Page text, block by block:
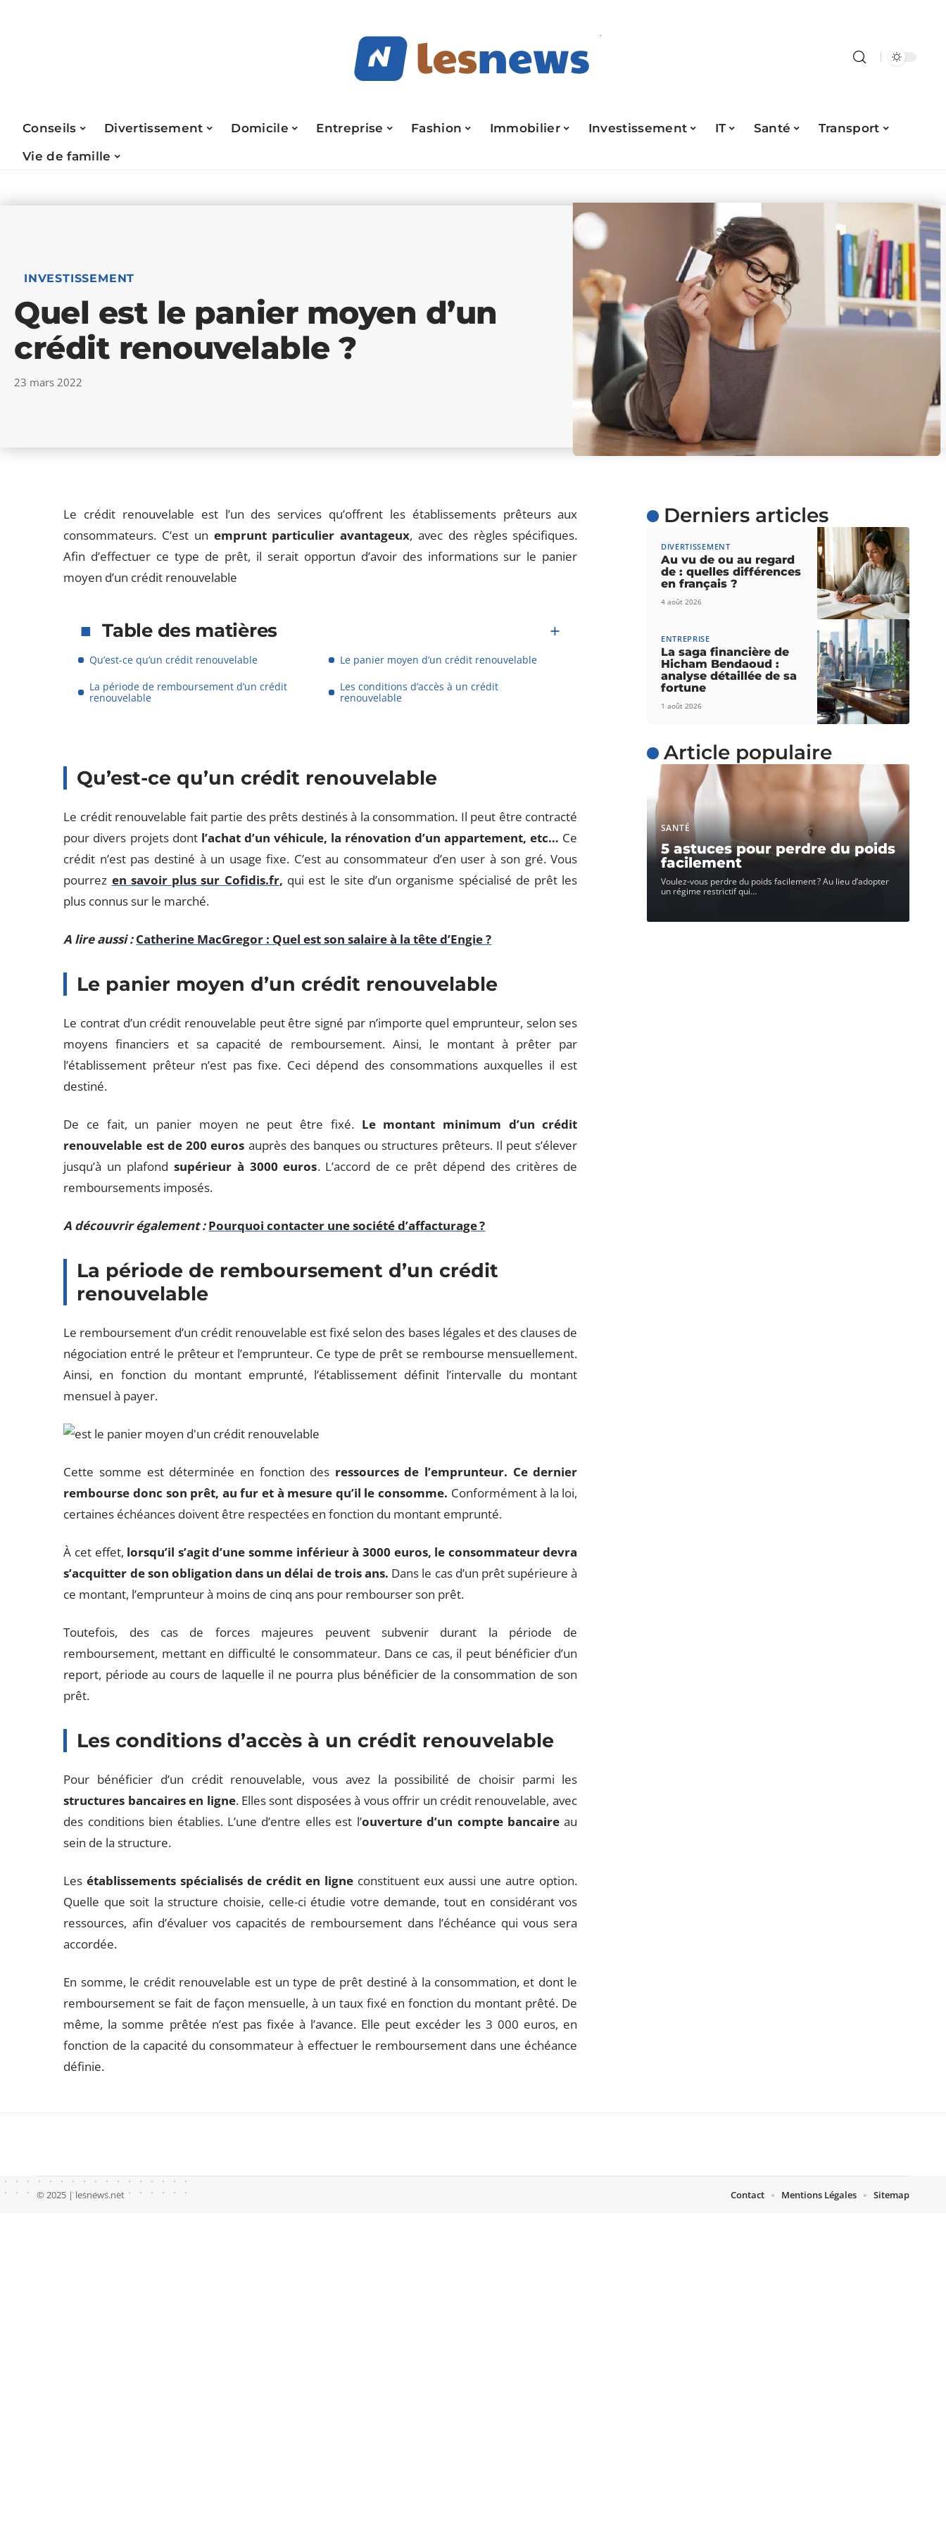
Conseils Divertissement Domicile Entreprise Fashion Immobilier Investissement IT Santé
Transport
Vie de famille
INVESTISSEMENT
Quel est le panier moyen d’un
crédit renouvelable ?
23 mars 2022
Le crédit renouvelable est l’un des services qu’offrent les établissements prêteurs aux
consommateurs. C’est un emprunt particulier avantageux, avec des règles spécifiques.
Afin d’effectuer ce type de prêt, il serait opportun d’avoir des informations sur le panier
moyen d’un crédit renouvelable
Table des matières
Qu’est-ce qu’un crédit renouvelable
Le panier moyen d’un crédit renouvelable
La période de remboursement d’un crédit
renouvelable
Les conditions d’accès à un crédit
renouvelable
Qu’est-ce qu’un crédit renouvelable
Le crédit renouvelable fait partie des prêts destinés à la consommation. Il peut être contracté
pour divers projets dont l’achat d’un véhicule, la rénovation d’un appartement, etc… Ce
crédit n’est pas destiné à un usage fixe. C’est au consommateur d’en user à son gré. Vous
pourrez en savoir plus sur Cofidis.fr, qui est le site d’un organisme spécialisé de prêt les
plus connus sur le marché.
A lire aussi : Catherine MacGregor : Quel est son salaire à la tête d’Engie ?
Le panier moyen d’un crédit renouvelable
Le contrat d’un crédit renouvelable peut être signé par n’importe quel emprunteur, selon ses
moyens financiers et sa capacité de remboursement. Ainsi, le montant à prêter par
l’établissement prêteur n’est pas fixe. Ceci dépend des consommations auxquelles il est
destiné.
De ce fait, un panier moyen ne peut être fixé. Le montant minimum d’un crédit
renouvelable est de 200 euros auprès des banques ou structures prêteurs. Il peut s’élever
jusqu’à un plafond supérieur à 3000 euros. L’accord de ce prêt dépend des critères de
remboursements imposés.
A découvrir également : Pourquoi contacter une société d’affacturage ?
La période de remboursement d’un crédit
renouvelable
Le remboursement d’un crédit renouvelable est fixé selon des bases légales et des clauses de
négociation entré le prêteur et l’emprunteur. Ce type de prêt se rembourse mensuellement.
Ainsi, en fonction du montant emprunté, l’établissement définit l’intervalle du montant
mensuel à payer.
Cette somme est déterminée en fonction des ressources de l’emprunteur. Ce dernier
rembourse donc son prêt, au fur et à mesure qu’il le consomme. Conformément à la loi,
certaines échéances doivent être respectées en fonction du montant emprunté.
À cet effet, lorsqu’il s’agit d’une somme inférieur à 3000 euros, le consommateur devra
s’acquitter de son obligation dans un délai de trois ans. Dans le cas d’un prêt supérieure à
ce montant, l’emprunteur à moins de cinq ans pour rembourser son prêt.
Toutefois, des cas de forces majeures peuvent subvenir durant la période de
remboursement, mettant en difficulté le consommateur. Dans ce cas, il peut bénéficier d’un
report, période au cours de laquelle il ne pourra plus bénéficier de la consommation de son
prêt.
Les conditions d’accès à un crédit renouvelable
Pour bénéficier d’un crédit renouvelable, vous avez la possibilité de choisir parmi les
structures bancaires en ligne. Elles sont disposées à vous offrir un crédit renouvelable, avec
des conditions bien établies. L’une d’entre elles est l’ouverture d’un compte bancaireau
sein de la structure.
Les établissements spécialisés de crédit en ligne constituent eux aussi une autre option.
Quelle que soit la structure choisie, celle-ci étudie votre demande, tout en considérant vos
ressources, afin d’évaluer vos capacités de remboursement dans l’échéance qui vous sera
accordée.
En somme, le crédit renouvelable est un type de prêt destiné à la consommation, et dont le
remboursement se fait de façon mensuelle, à un taux fixé en fonction du montant prêté. De
même, la somme prêtée n’est pas fixée à l’avance. Elle peut excéder les 3 000 euros, en
fonction de la capacité du consommateur à effectuer le remboursement dans une échéance
définie.
Derniers articles
DIVERTISSEMENT
Au vu de ou au regard
de : quelles différences
en français ?
4 août 2026
ENTREPRISE
La saga financière de
Hicham Bendaoud :
analyse détaillée de sa
fortune
1 août 2026
Article populaire
SANTÉ
5 astuces pour perdre du poids
facilement
Voulez-vous perdre du poids facilement ? Au lieu d’adopter
un régime restrictif qui…
© 2025 | lesnews.net Contact Mentions Légales Sitemap